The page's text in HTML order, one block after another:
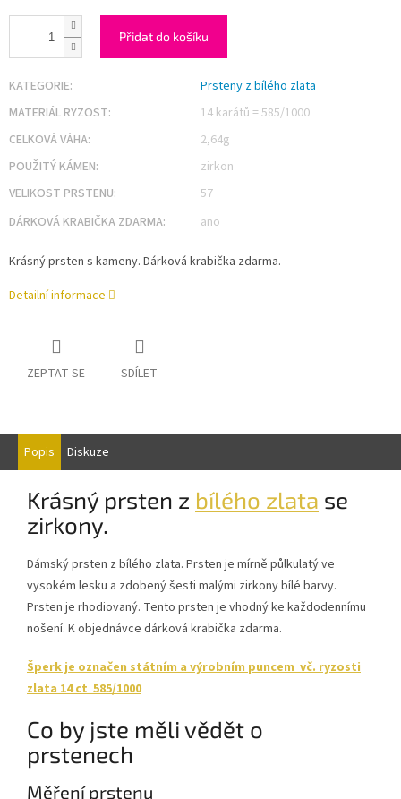
Přidat do košíku
KATEGORIE:
Prsteny z bílého zlata
MATERIÁL RYZOST:
14 karátů = 585/1000
CELKOVÁ VÁHA:
2,64g
POUŽITÝ KÁMEN:
zirkon
VELIKOST PRSTENU:
57
DÁRKOVÁ KRABIČKA ZDARMA: ano
Krásný prsten s kameny. Dárková krabička zdarma.
Detailní informace
ZEPTAT SE SDÍLET
Popis Diskuze
Krásný prsten z bílého zlata se
zirkony.
Dámský prsten z bílého zlata. Prsten je mírně půlkulatý ve
vysokém lesku a zdobený šesti malými zirkony bílé barvy.
Prsten je rhodiovaný. Tento prsten je vhodný ke každodennímu
nošení. K objednávce dárková krabička zdarma.
Šperk je označen státním a výrobním puncem vč. ryzosti
zlata 14 ct 585/1000
Co by jste měli vědět o
prstenech
Měření prstenu